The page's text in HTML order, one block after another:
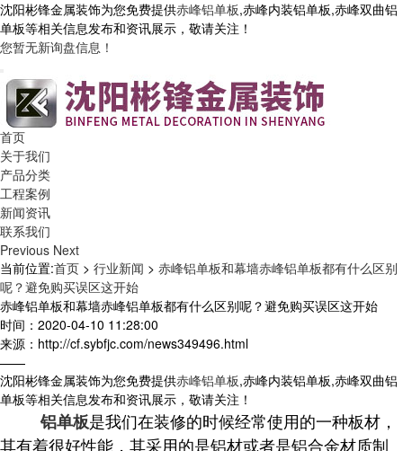
沈阳彬锋金属装饰为您免费提供赤峰铝单板,赤峰内装铝单板,赤峰双曲铝
单板等相关信息发布和资讯展示，敬请关注！
您暂无新询盘信息！
首页
关于我们
产品分类
工程案例
新闻资讯
联系我们
Previous Next
当前位置:首页 > 行业新闻 > 赤峰铝单板和幕墙赤峰铝单板都有什么区别
呢？避免购买误区这开始
赤峰铝单板和幕墙赤峰铝单板都有什么区别呢？避免购买误区这开始
时间：2020-04-10 11:28:00
来源：http://cf.sybfjc.com/news349496.html
——
沈阳彬锋金属装饰为您免费提供赤峰铝单板,赤峰内装铝单板,赤峰双曲铝
单板等相关信息发布和资讯展示，敬请关注！
铝单板是我们在装修的时候经常使用的一种板材，
其有着很好性能，其采用的是铝材或者是铝合金材质制